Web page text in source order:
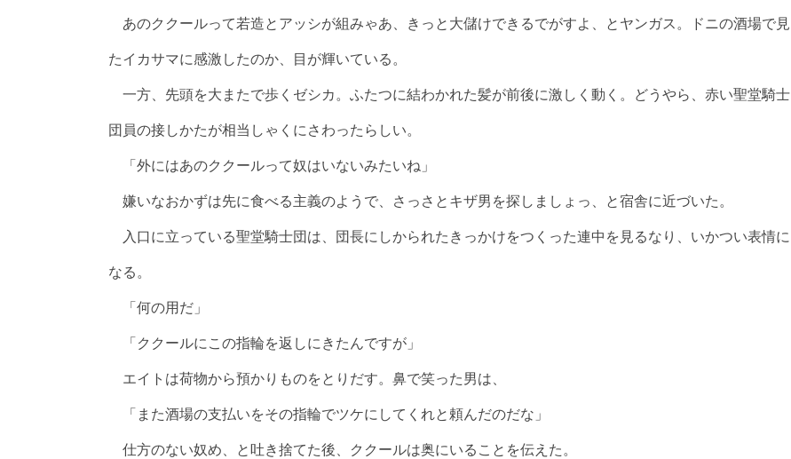
あのククールって若造とアッシが組みゃあ、きっと大儲けできるでがすよ、とヤンガス。ドニの酒場で見
たイカサマに感激したのか、目が輝いている。
一方、先頭を大またで歩くゼシカ。ふたつに結わかれた髪が前後に激しく動く。どうやら、赤い聖堂騎士
団員の接しかたが相当しゃくにさわったらしい。
「外にはあのククールって奴はいないみたいね」
嫌いなおかずは先に食べる主義のようで、さっさとキザ男を探しましょっ、と宿舎に近づいた。
入口に立っている聖堂騎士団は、団長にしかられたきっかけをつくった連中を見るなり、いかつい表情に
なる。
「何の用だ」
「ククールにこの指輪を返しにきたんですが」
エイトは荷物から預かりものをとりだす。鼻で笑った男は、
「また酒場の支払いをその指輪でツケにしてくれと頼んだのだな」
仕方のない奴め、と吐き捨てた後、ククールは奥にいることを伝えた。